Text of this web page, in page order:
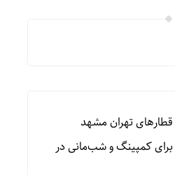
تهران مشهد
برای کمپینگ و شب‌مانی در